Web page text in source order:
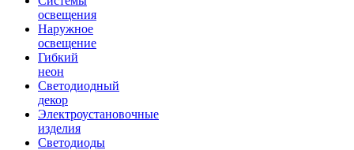
освещения
Наружное
освещение
Гибкий
неон
Светодиодный
декор
Электроустановочные
изделия
Светодиоды